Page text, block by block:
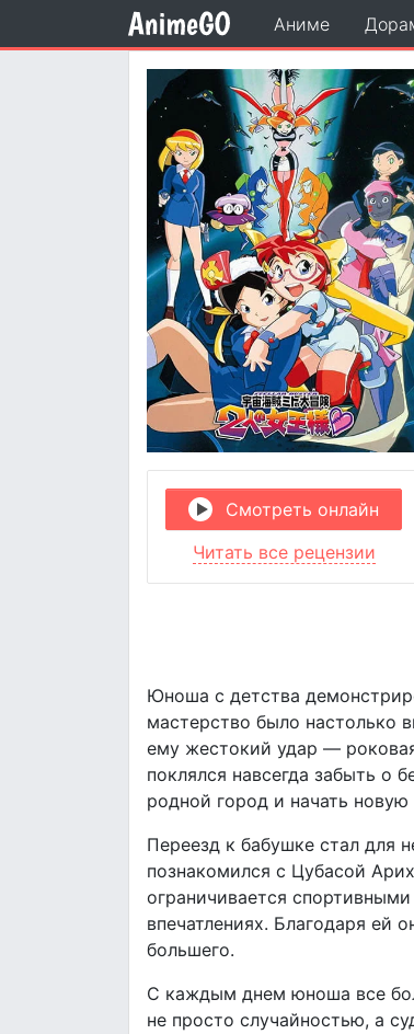
Аниме
Смотреть онлайн
Читать все рецензии
Юноша с детства
мастерство было настолько
ему жестокий удар —
поклялся навсегда забыть о
родной город и начать новую
Переезд к бабушке стал для
познакомился с Цубасой
ограничивается
впечатлениях. Благодаря ей
большего.
С каждым днем юноша все
не просто случайностью, а